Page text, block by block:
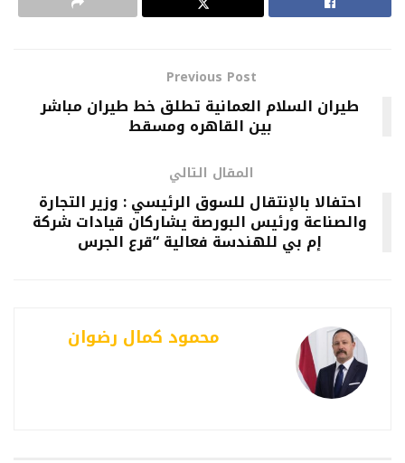
Previous Post
طيران السلام العمانية تطلق خط طيران مباشر
بين القاهره ومسقط
المقال التالي
احتفالا بالإنتقال للسوق الرئيسي : وزير التجارة
والصناعة ورئيس البورصة يشاركان قيادات شركة
إم بي للهندسة فعالية “قرع الجرس
محمود كمال رضوان